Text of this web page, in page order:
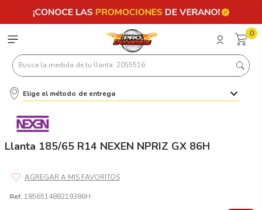
0
Busca la medida de tu llanta: 2055516
Elige el método de entrega
Llanta 185/65 R14 NEXEN NPRIZ GX 86H
Ref. 185651488219386H
Términos más buscados